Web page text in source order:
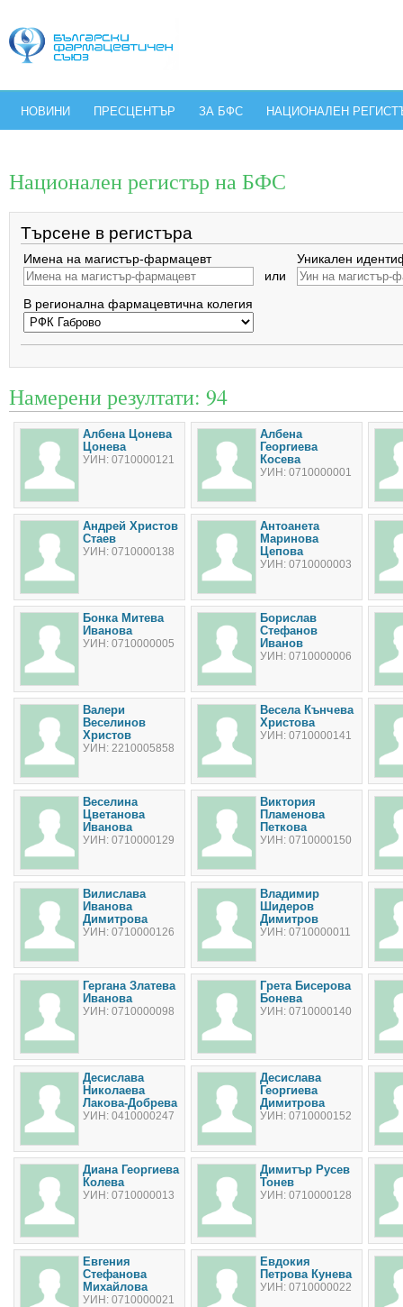
НОВИНИ ПРЕСЦЕНТЪР ЗА БФС НАЦИОНАЛЕН
Национален регистър на БФС
Търсене в регистъра
Имена на магистър-фармацевт
или
Уникален
В регионална фармацевтична колегия
Намерени резултати: 94
Албена Цонева
Цонева
УИН: 0710000121
Албена
Георгиева
Косева
УИН: 0710000001
Андрей Христов
Стаев
УИН: 0710000138
Антоанета
Маринова
Цепова
УИН: 0710000003
Бонка Митева
Иванова
УИН: 0710000005
Борислав
Стефанов
Иванов
УИН: 0710000006
Валери
Веселинов
Христов
УИН: 2210005858
Весела Кънчева
Христова
УИН: 0710000141
Веселина
Цветанова
Иванова
УИН: 0710000129
Виктория
Пламенова
Петкова
УИН: 0710000150
Вилислава
Иванова
Димитрова
УИН: 0710000126
Владимир
Шидеров
Димитров
УИН: 0710000011
Гергана Златева
Иванова
УИН: 0710000098
Грета Бисерова
Бонева
УИН: 0710000140
Десислава
Николаева
Лакова-Добрева
УИН: 0410000247
Десислава
Георгиева
Димитрова
УИН: 0710000152
Диана Георгиева
Колева
УИН: 0710000013
Димитър Русев
Тонев
УИН: 0710000128
Евгения
Стефанова
Михайлова
УИН: 0710000021
Евдокия
Петрова Кунева
УИН: 0710000022